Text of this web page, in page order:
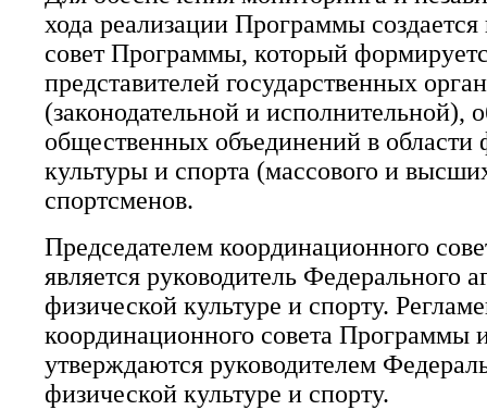
хода реализации Программы
совет Программы, который
представителей государственных
(законодательной и исполнительной),
общественных объединений в области
культуры и спорта (массового и
спортсменов.
Председателем координационного
является руководитель Федерального
физической культуре и спорту.
координационного совета Программы
утверждаются руководителем
физической культуре и спорту.